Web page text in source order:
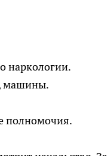
наркологии.
машины.
полномочия.